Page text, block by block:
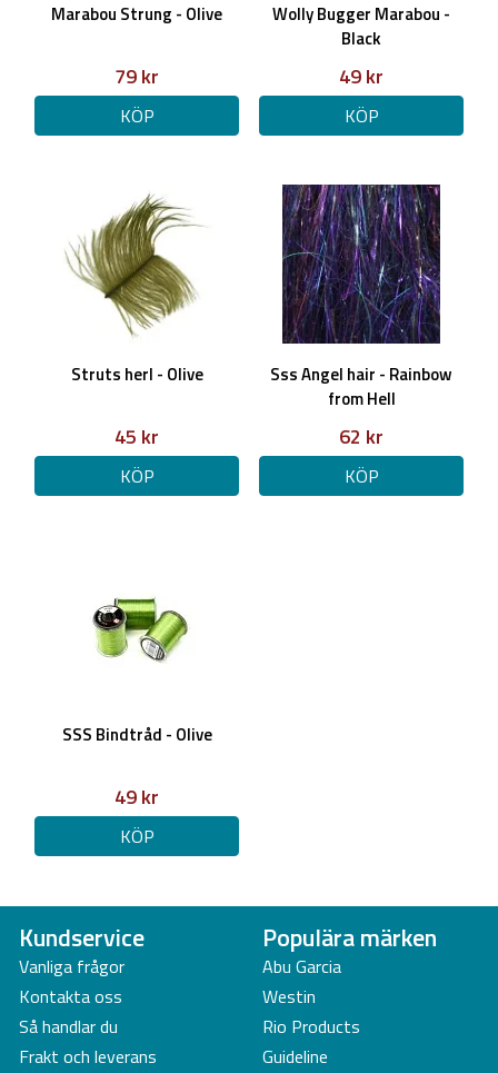
Marabou Strung - Olive
79 kr
KÖP
Wolly Bugger Marabou -
Black
49 kr
KÖP
Struts herl - Olive
45 kr
KÖP
Sss Angel hair - Rainbow
from Hell
62 kr
KÖP
SSS Bindtråd - Olive
49 kr
KÖP
Kundservice
Vanliga frågor
Kontakta oss
Så handlar du
Frakt och leverans
Populära märken
Abu Garcia
Westin
Rio Products
Guideline